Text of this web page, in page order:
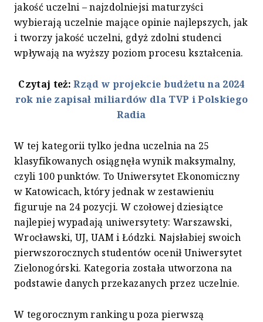
jakość uczelni – najzdolniejsi maturzyści
wybierają uczelnie mające opinie najlepszych, jak
i tworzy jakość uczelni, gdyż zdolni studenci
wpływają na wyższy poziom procesu kształcenia.
Czytaj też:Rząd w projekcie budżetu na 2024
rok nie zapisał miliardów dla TVP i Polskiego
Radia
W tej kategorii tylko jedna uczelnia na 25
klasyfikowanych osiągnęła wynik maksymalny,
czyli 100 punktów. To Uniwersytet Ekonomiczny
w Katowicach, który jednak w zestawieniu
figuruje na 24 pozycji. W czołowej dziesiątce
najlepiej wypadają uniwersytety: Warszawski,
Wrocławski, UJ, UAM i Łódzki. Najsłabiej swoich
pierwszorocznych studentów ocenił Uniwersytet
Zielonogórski. Kategoria została utworzona na
podstawie danych przekazanych przez uczelnie.
W tegorocznym rankingu poza pierwszą